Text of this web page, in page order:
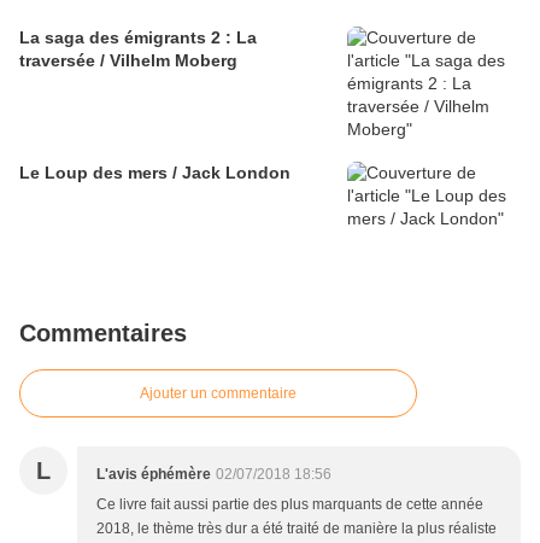
La saga des émigrants 2 : La
traversée / Vilhelm Moberg
Le Loup des mers / Jack London
Commentaires
Ajouter un commentaire
L L'avis éphémère 02/07/2018 18:56
Ce livre fait aussi partie des plus marquants de cette année
2018, le thème très dur a été traité de manière la plus réaliste